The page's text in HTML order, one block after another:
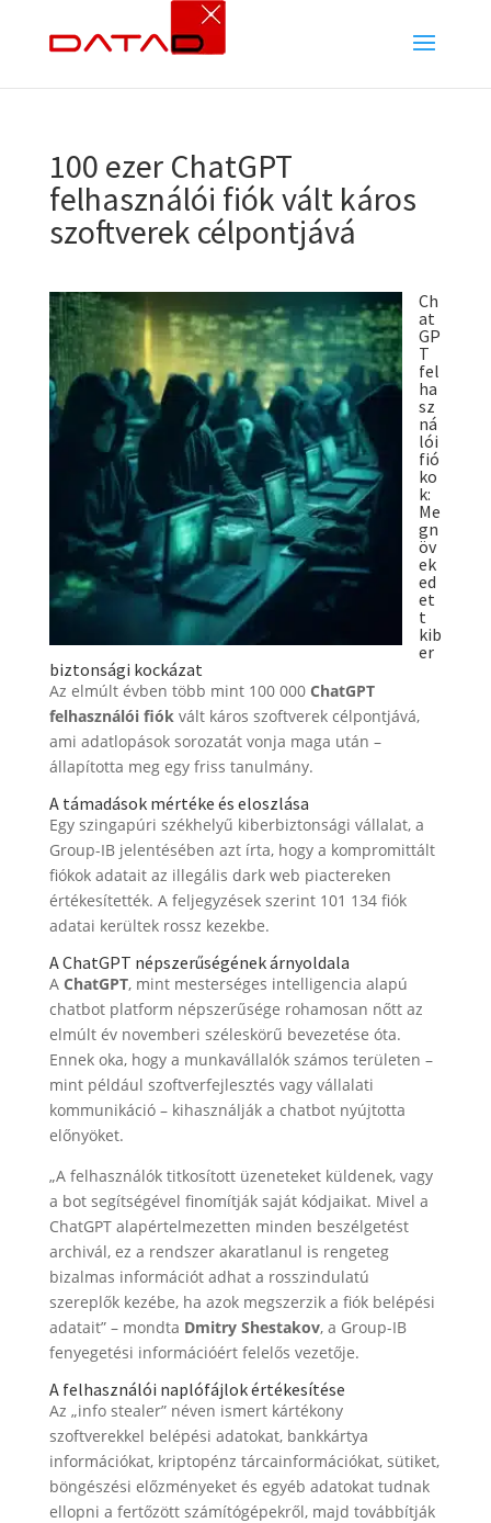
100 ezer ChatGPT
felhasználói fiók vált káros
szoftverek célpontjává
Ch
at
GP
T
fel
ha
sz
ná
lói
fió
ko
k:
Me
gn
öv
ek
ed
et
t
kib
er
biztonsági kockázat
Az elmúlt évben több mint 100 000 ChatGPT
felhasználói fiókvált káros szoftverek célpontjává,
ami adatlopások sorozatát vonja maga után –
állapította meg egy friss tanulmány.
A támadások mértéke és eloszlása
Egy szingapúri székhelyű kiberbiztonsági vállalat, a
Group-IB jelentésében azt írta, hogy a kompromittált
fiókok adatait az illegális dark web piactereken
értékesítették. A feljegyzések szerint 101 134 fiók
adatai kerültek rossz kezekbe.
A ChatGPT népszerűségének árnyoldala
A ChatGPT, mint mesterséges intelligencia alapú
chatbot platform népszerűsége rohamosan nőtt az
elmúlt év novemberi széleskörű bevezetése óta.
Ennek oka, hogy a munkavállalók számos területen –
mint például szoftverfejlesztés vagy vállalati
kommunikáció – kihasználják a chatbot nyújtotta
előnyöket.
„A felhasználók titkosított üzeneteket küldenek, vagy
a bot segítségével finomítják saját kódjaikat. Mivel a
ChatGPT alapértelmezetten minden beszélgetést
archivál, ez a rendszer akaratlanul is rengeteg
bizalmas információt adhat a rosszindulatú
szereplők kezébe, ha azok megszerzik a fiók belépési
adatait” – mondta Dmitry Shestakov, a Group-IB
fenyegetési információért felelős vezetője.
A felhasználói naplófájlok értékesítése
Az „info stealer” néven ismert kártékony
szoftverekkel belépési adatokat, bankkártya
információkat, kriptopénz tárcainformációkat, sütiket,
böngészési előzményeket és egyéb adatokat tudnak
ellopni a fertőzött számítógépekről, majd továbbítják